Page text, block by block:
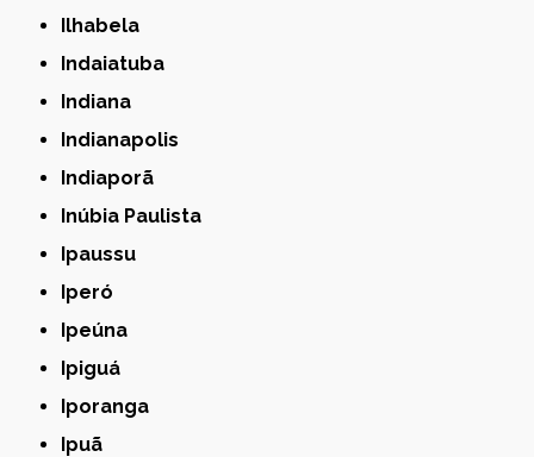
Ilhabela
Indaiatuba
Indiana
Indianapolis
Indiaporã
Inúbia Paulista
Ipaussu
Iperó
Ipeúna
Ipiguá
Iporanga
Ipuã